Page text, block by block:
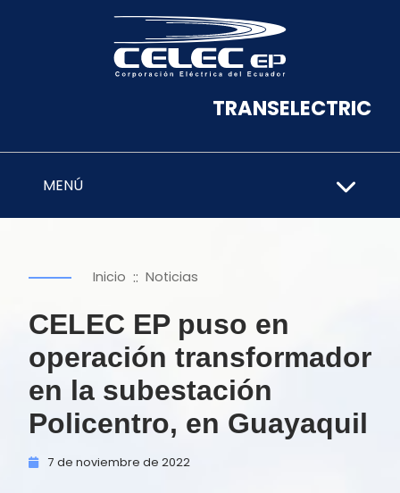
TRANSELECTRIC
MENÚ
Inicio :: Noticias
CELEC EP puso en
operación transformador
en la subestación
Policentro, en Guayaquil
7 de noviembre de 2022